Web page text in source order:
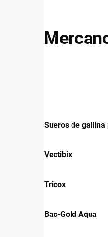
Sueros de gallina
Vectibix
Tricox
Bac-Gold Aqua